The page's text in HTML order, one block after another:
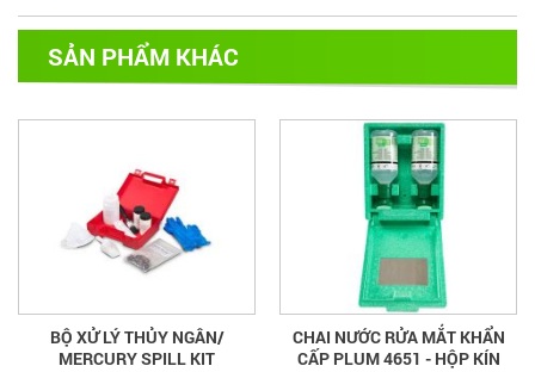
SẢN PHẨM KHÁC
BỘ XỬ LÝ THỦY NGÂN/
MERCURY SPILL KIT
CHAI NƯỚC RỬA MẮT KHẨN
CẤP PLUM 4651 - HỘP KÍN